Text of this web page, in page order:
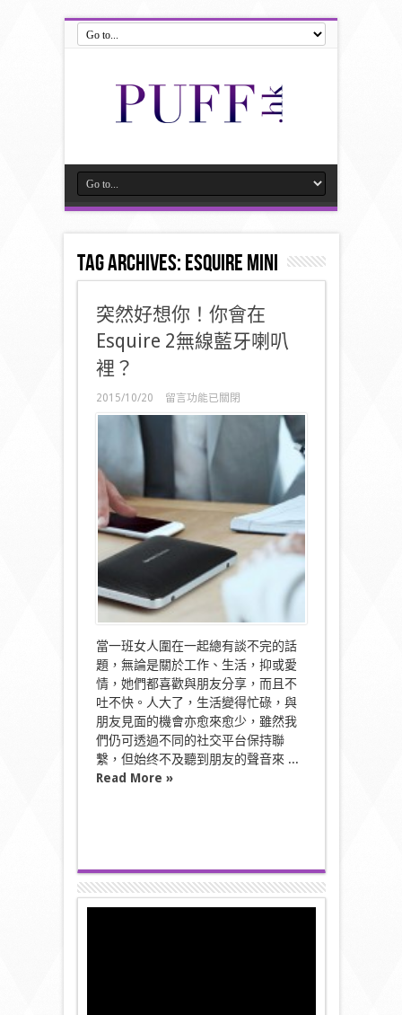
Tag Archives:Esquire Mini
突然好想你！你會在
Esquire 2無線藍牙喇叭
裡？
2015/10/20
在
〈突
你！
會
在
Esquire
藍
牙
喇
裡？〉
中
留言功能已關閉
當一班女人圍在一起總有談不完的話
題，無論是關於工作、生活，抑或愛
情，她們都喜歡與朋友分享，而且不
吐不快。人大了，生活變得忙碌，與
朋友見面的機會亦愈來愈少，雖然我
們仍可透過不同的社交平台保持聯
繫，但始终不及聽到朋友的聲音來 ...
Read More »